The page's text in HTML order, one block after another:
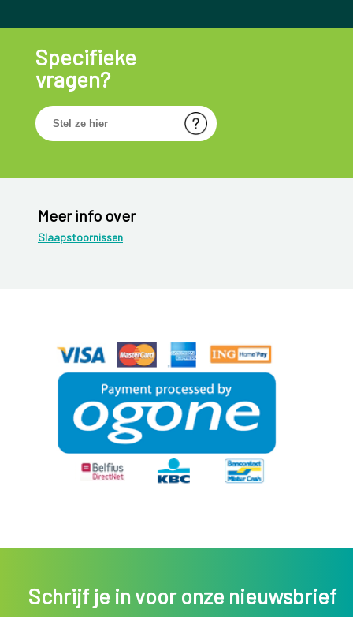
Specifieke
vragen?
Meer info over
Slaapstoornissen
Schrijf je in voor onze nieuwsbrief